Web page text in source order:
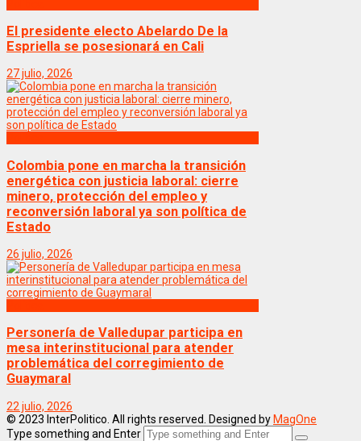
El presidente electo Abelardo De la
Espriella se posesionará en Cali
27 julio, 2026
Colombia pone en marcha la transición
energética con justicia laboral: cierre
minero, protección del empleo y
reconversión laboral ya son política de
Estado
26 julio, 2026
Personería de Valledupar participa en
mesa interinstitucional para atender
problemática del corregimiento de
Guaymaral
22 julio, 2026
© 2023 InterPolitico. All rights reserved. Designed by MagOne
Type something and Enter